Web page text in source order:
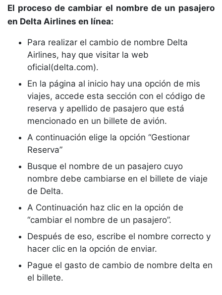
El proceso de cambiar el nombre de un pasajero
en Delta Airlines en línea:
Para realizar el cambio de nombre Delta
Airlines, hay que visitar la web
oficial(delta.com).
En la página al inicio hay una opción de mis
viajes, accede esta sección con el código de
reserva y apellido de pasajero que está
mencionado en un billete de avión.
A continuación elige la opción “Gestionar
Reserva”
Busque el nombre de un pasajero cuyo
nombre debe cambiarse en el billete de viaje
de Delta.
A Continuación haz clic en la opción de
“cambiar el nombre de un pasajero”.
Después de eso, escribe el nombre correcto y
hacer clic en la opción de enviar.
Pague el gasto de cambio de nombre delta en
el billete.